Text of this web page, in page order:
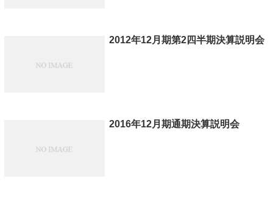
2012年12月期第2四半期決算説明会
2016年12月期通期決算説明会